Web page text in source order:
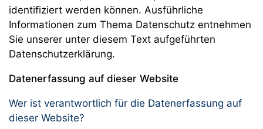
identifiziert werden können. Ausführliche
Informationen zum Thema Datenschutz entnehmen
Sie unserer unter diesem Text aufgeführten
Datenschutzerklärung.
Datenerfassung auf dieser Website
Wer ist verantwortlich für die Datenerfassung auf
dieser Website?